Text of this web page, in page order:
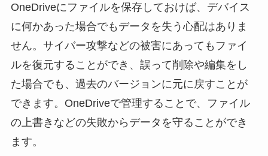
OneDriveにファイルを保存しておけば、デバイス
に何かあった場合でもデータを失う心配はありま
せん。サイバー攻撃などの被害にあってもファイ
ルを復元することができ、誤って削除や編集をし
た場合でも、過去のバージョンに元に戻すことが
できます。OneDriveで管理することで、ファイル
の上書きなどの失敗からデータを守ることができ
ます。